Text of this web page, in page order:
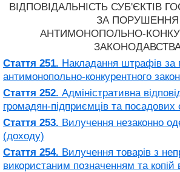
ВІДПОВІДАЛЬНІСТЬ СУБ'ЄКТІВ
ЗА ПОРУШЕННЯ
АНТИМОНОПОЛЬНО-
Стаття 251. Накладання штрафів за
антимонопольно-конкурентного
Стаття 252. Адміністративна
громадян-підприємців та посадових
Стаття 253. Вилучення незаконно
(доходу)
Стаття 254. Вилучення товарів з
використаним позначенням та копій